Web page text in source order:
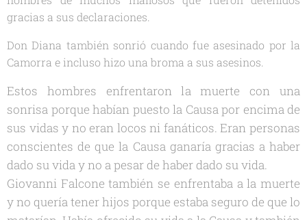
gracias a sus declaraciones.
Don Diana también sonrió cuando fue asesinado por la
Camorra e incluso hizo una broma a sus asesinos.
Estos hombres enfrentaron la muerte con una
sonrisa porque habían puesto la Causa por encima de
sus vidas y no eran locos ni fanáticos. Eran personas
conscientes de que la Causa ganaría gracias a haber
dado su vida y no a pesar de haber dado su vida.
Giovanni Falcone también se enfrentaba a la muerte
y no quería tener hijos porque estaba seguro de que lo